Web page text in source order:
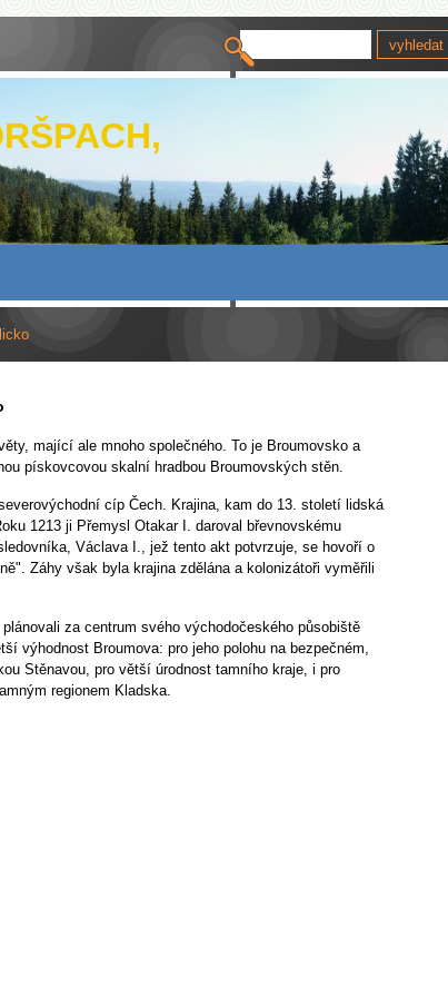
mající ale mnoho společného. To je Broumovsko a
pískovcovou skalní hradbou Broumovských stěn.
cíp Čech. Krajina, kam do 13. století lidská
1213 ji Přemysl Otakar I. daroval břevnovskému
Václava I., jež tento akt potvrzuje, se hovoří o
Záhy však byla krajina zdělána a kolonizátoři vyměřili
za centrum svého východočeského působiště
výhodnost Broumova: pro jeho polohu na bezpečném,
Stěnavou, pro větší úrodnost tamního kraje, i pro
regionem Kladska.